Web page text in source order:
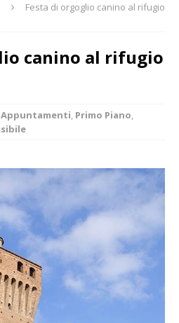
Festa di orgoglio canino al rifugio
canino al rifugio
Appuntamenti, Primo Piano,